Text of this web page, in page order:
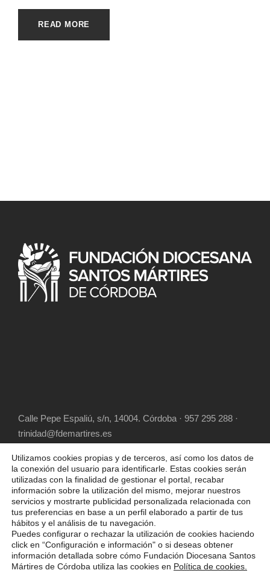
READ MORE
Calle Pepe Espaliú, s/n, 14004. Córdoba · 957 295 288 ·
trinidad@fdemartires.es
COPYRIGHT 2025 FUNDACIÓN DIOCESANA
SANTOS MÁRTIRES, ALL RIGHT RESERVED
POLÍTICA DE COOKIES AVISO LEGAL
Utilizamos cookies propias y de terceros, así como los datos de
la conexión del usuario para identificarle. Estas cookies serán
utilizadas con la finalidad de gestionar el portal, recabar
información sobre la utilización del mismo, mejorar nuestros
servicios y mostrarte publicidad personalizada relacionada con
tus preferencias en base a un perfil elaborado a partir de tus
hábitos y el análisis de tu navegación.
Puedes configurar o rechazar la utilización de cookies haciendo
click en “Configuración e información" o si deseas obtener
información detallada sobre cómo Fundación Diocesana Santos
Mártires de Córdoba utiliza las cookies en Política de cookies.